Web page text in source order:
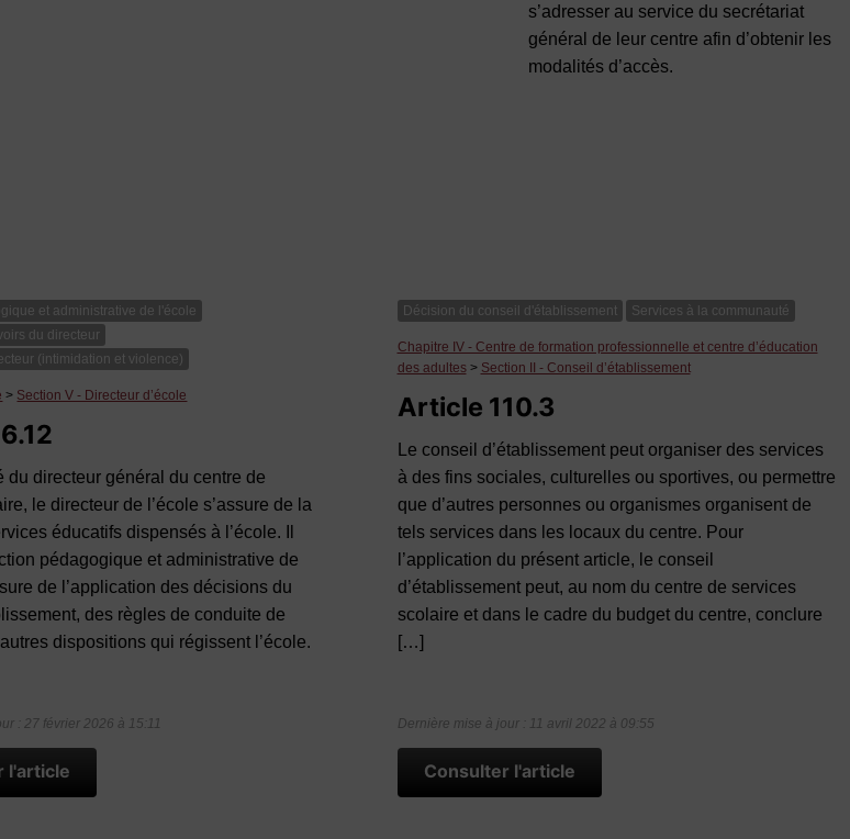
s’adresser au service du secrétariat
général de leur centre afin d’obtenir les
modalités d’accès.
et administrative de l'école
du directeur
(intimidation et violence)
> Section V - Directeur d’école
du directeur général du centre de
le directeur de l’école s’assure de la
éducatifs dispensés à l’école. Il
pédagogique et administrative de
de l’application des décisions du
des règles de conduite de
autres dispositions qui régissent l’école.
: 27 février 2026 à 15:11
l'article
Décision du conseil d'établissement Services à la communauté
Chapitre IV - Centre de formation professionnelle et centre d’éducation
des adultes> Section II - Conseil d’établissement
Article 110.3
Le conseil d’établissement peut organiser des services
à des fins sociales, culturelles ou sportives, ou permettre
que d’autres personnes ou organismes organisent de
tels services dans les locaux du centre. Pour
l’application du présent article, le conseil
d’établissement peut, au nom du centre de services
scolaire et dans le cadre du budget du centre, conclure
[…]
Dernière mise à jour : 11 avril 2022 à 09:55
Consulter l'article